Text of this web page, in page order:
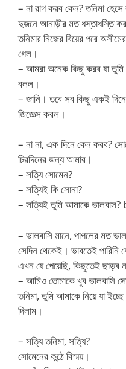
– না রাগ করব কেন? তনিমা
দুজনে আনাড়ীর মত ধস্তাধস্তি
তনিমার নিজের বিয়ের পরে
গেল।
– আমরা অনেক কিছু করব যা
বলল।
– জানি। তবে সব কিছু একই
জিজ্ঞেস করল।
– না না, এক দিনে কেন করব?
চিরদিনের জন্য আমার।
– সত্যি সোমেন?
– সত্যিই কি সোনা?
– সত্যিই তুমি আমাকে
– ভালবাসি মানে, পাগলের মত
সেদিন থেকেই। ভাবতেই পারিনি
এখন যে পেয়েছি, কিছুতেই ছাড়ব
– আমিও তোমাকে খুব ভালবাসি
তনিমা, তুমি আমাকে নিয়ে যা
দিলাম।
– সত্যি তনিমা, সত্যি?
সোমেনের কন্ঠে বিস্ময়।